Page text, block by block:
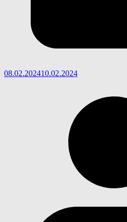
08.02.202410.02.2024